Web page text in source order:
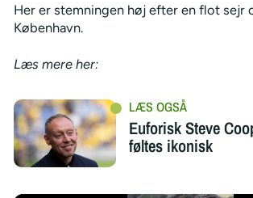
Her er stemningen høj efter en flot sejr
København.
Læs mere her:
Euforisk Steve
føltes ikonisk